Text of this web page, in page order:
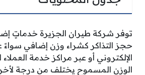
توفر شركة طيران الجزيرة خدماتٍ
حجز التذاكر كشراء وزن إضافي سواءً
الإلكتروني أو عبر مراكز خدمة
الوزن المسموح يختلف من درجة